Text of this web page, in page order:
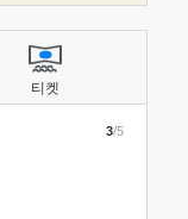
3/5
티켓